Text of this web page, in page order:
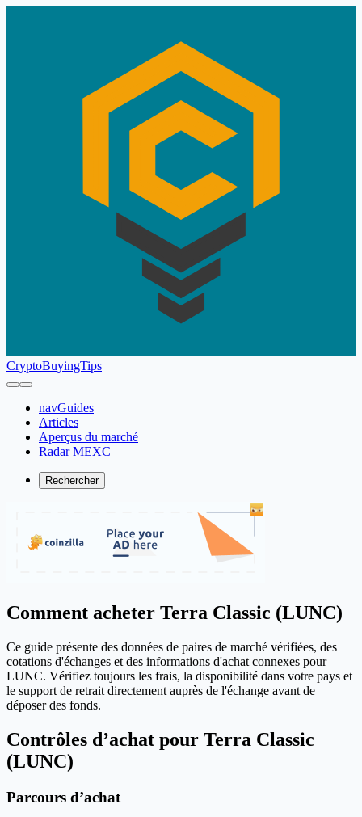
CryptoBuyingTips
navGuides
Articles
Aperçus du marché
Radar MEXC
Rechercher
Comment acheter Terra Classic (LUNC)
Ce guide présente des données de paires de marché vérifiées, des
cotations d'échanges et des informations d'achat connexes pour
LUNC. Vérifiez toujours les frais, la disponibilité dans votre pays et
le support de retrait directement auprès de l'échange avant de
déposer des fonds.
Contrôles d’achat pour Terra Classic
(LUNC)
Parcours d’achat